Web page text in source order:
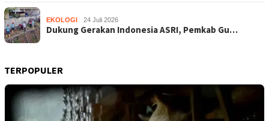
EKOLOGI 24 Juli 2026
Dukung Gerakan Indonesia ASRI, Pemkab Gu…
TERPOPULER